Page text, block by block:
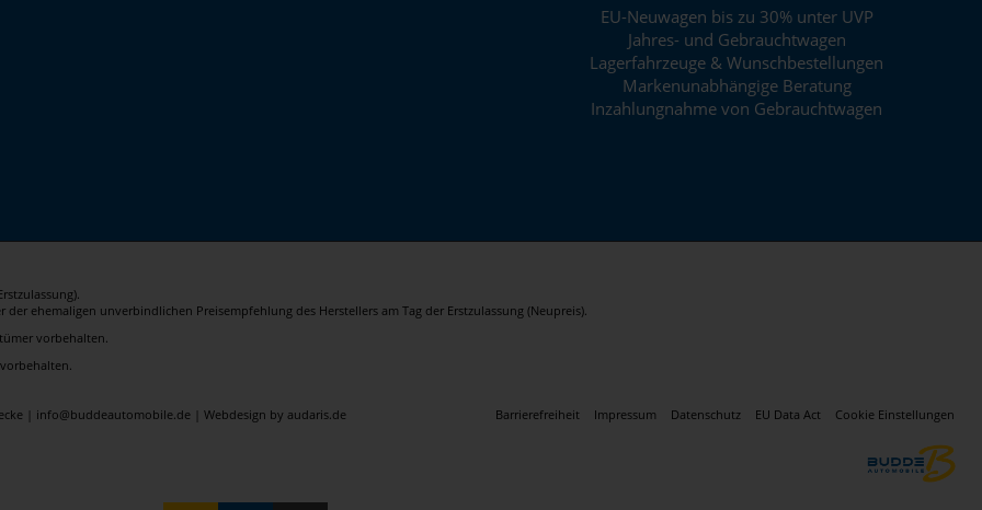
EU-Neuwagen bis zu 30% unter UVP
Jahres- und Gebrauchtwagen
Lagerfahrzeuge & Wunschbestellungen
Markenunabhängige Beratung
Inzahlungnahme von Gebrauchtwagen
ehemaligen unverbindlichen Preisempfehlung des Herstellers am Tag der Erstzulassung (Neupreis).
vorbehalten.
Barrierefreiheit Impressum Datenschutz EU Data Act Cookie Einstellungen
| info@buddeautomobile.de | Webdesign by audaris.de